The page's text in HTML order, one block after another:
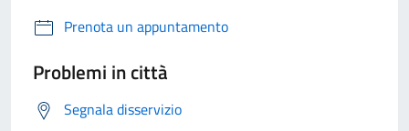
Prenota un appuntamento
Problemi in città
Segnala disservizio